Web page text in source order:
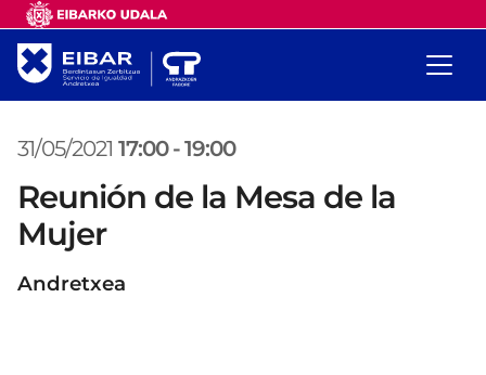
31/05/2021 17:00 -19:00
Reunión de la Mesa de la
Mujer
Andretxea